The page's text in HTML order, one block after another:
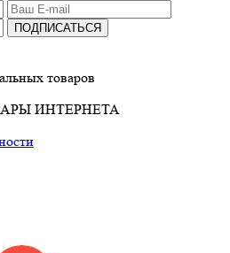
ПОДПИСАТЬСЯ
товаров
ИНТЕРНЕТА